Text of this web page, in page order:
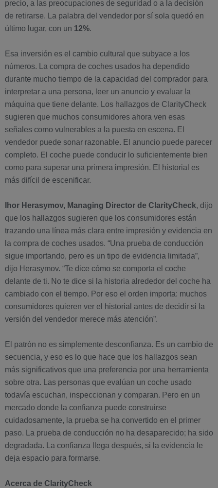
precio, a las preocupaciones de seguridad o a la decisión
de retirarse. La palabra del vendedor por sí sola quedó en
último lugar, con un 12%.
Esa inversión es el cambio cultural que subyace a los
números. La compra de coches usados ha dependido
durante mucho tiempo de la capacidad del comprador para
interpretar a una persona, leer un anuncio y evaluar la
máquina que tiene delante. Los hallazgos de ClarityCheck
sugieren que muchos consumidores ahora ven esas
señales como vulnerables a la puesta en escena. El
vendedor puede sonar razonable. El anuncio puede parecer
completo. El coche puede conducir lo suficientemente bien
como para superar una primera impresión. El historial es
más difícil de escenificar.
Ihor Herasymov, Managing Director de ClarityCheck, dijo
que los hallazgos sugieren que los consumidores están
trazando una línea más clara entre impresión y evidencia en
la compra de coches usados. “Una prueba de conducción
sigue importando, pero es un tipo de evidencia limitada”,
dijo Herasymov. “Te dice cómo se comporta el coche
delante de ti. No te dice si la historia alrededor del coche ha
cambiado con el tiempo. Por eso el orden importa: muchos
consumidores quieren ver el historial antes de decidir si la
versión del vendedor merece más atención”.
El patrón no es simplemente desconfianza. Es un cambio de
secuencia, y eso es lo que hace que los hallazgos sean
más significativos que una preferencia por una herramienta
sobre otra. Las personas que evalúan un coche usado
todavía escuchan, inspeccionan y comparan. Pero en un
mercado donde la confianza puede construirse
cuidadosamente, la prueba se ha convertido en el primer
paso. La prueba de conducción no ha desaparecido; ha sido
degradada. La confianza llega después, si la evidencia le
deja espacio para formarse.
Acerca de ClarityCheck